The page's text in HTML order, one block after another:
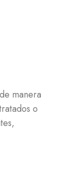
manera
o